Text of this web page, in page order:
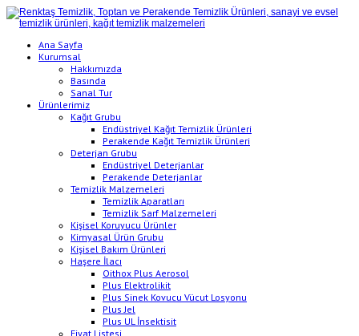
Ana Sayfa
Kurumsal
Hakkımızda
Basında
Sanal Tur
Ürünlerimiz
Kağıt Grubu
Endüstriyel Kağıt Temizlik Ürünleri
Perakende Kağıt Temizlik Ürünleri
Deterjan Grubu
Endüstriyel Deterjanlar
Perakende Deterjanlar
Temizlik Malzemeleri
Temizlik Aparatları
Temizlik Sarf Malzemeleri
Kişisel Koruyucu Ürünler
Kimyasal Ürün Grubu
Kişisel Bakım Ürünleri
Haşere İlacı
Oithox Plus Aerosol
Plus Elektrolikit
Plus Sinek Kovucu Vücut Losyonu
Plus Jel
Plus UL İnsektisit
Fiyat Listesi